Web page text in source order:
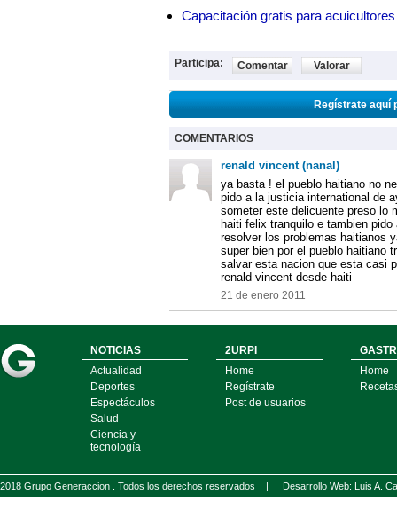
Capacitación gratis para
Participa: Comentar Valorar
Regístrate aquí
COMENTARIOS
renald vincent (nanal)
ya basta ! el pueblo haitiano no
pido a la justicia international de
someter este delicuente preso lo
haiti felix tranquilo e tambien
resolver los problemas haitianos
super bien por el pueblo haitiano
salvar esta nacion que esta casi
renald vincent desde haiti
21 de enero 2011
NOTICIAS
Actualidad
Deportes
Espectáculos
Salud
Ciencia y
tecnología
2URPI
Home
Regístrate
Post de usuarios
Home
2018 Grupo Generaccion . Todos los derechos reservados | Desarrollo Web: Luis